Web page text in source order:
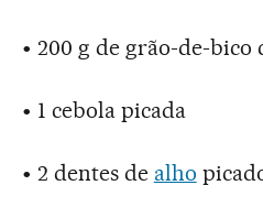
• 200 g de grão-de-bico
• 1 cebola picada
• 2 dentes de alho